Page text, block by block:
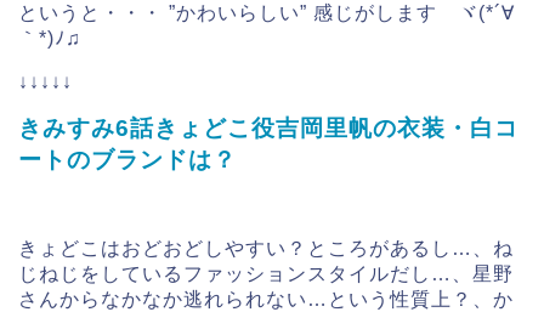
というと・・・ ”かわいらしい” 感じがします ヾ(*´∀
｀*)ﾉ♫
↓↓↓↓↓
きみすみ6話きょどこ役吉岡里帆の衣装・白コ
ートのブランドは？
きょどこはおどおどしやすい？ところがあるし…、ね
じねじをしているファッションスタイルだし…、星野
さんからなかなか逃れられない…という性質上？、か